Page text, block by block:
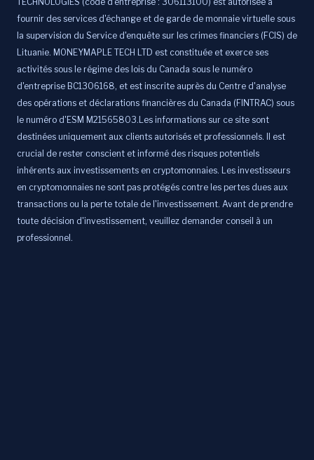
fournir des services d'échange et de garde de monnaie virtuelle sous
la supervision du Service d'enquête sur les crimes financiers (FCIS) de
Lituanie. MONEYMAPLE TECH LTD est constituée et exerce ses
activités sous le régime des lois du Canada sous le numéro
d'entreprise BC1306168, et est inscrite auprès du Centre d'analyse
des opérations et déclarations financières du Canada (FINTRAC) sous
le numéro d'ESM M21565803.Les informations sur ce site sont
destinées uniquement aux clients autorisés et professionnels. Il est
crucial de rester conscient et informé des risques potentiels
inhérents aux investissements en cryptomonnaies. Les investisseurs
en cryptomonnaies ne sont pas protégés contre les pertes dues aux
transactions ou la perte totale de l'investissement. Avant de prendre
toute décision d'investissement, veuillez demander conseil à un
professionnel.